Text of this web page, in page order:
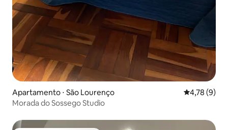
Apartamento ⋅ São Lourenço 4,78 de
4,78 (9)
Morada do Sossego Studio